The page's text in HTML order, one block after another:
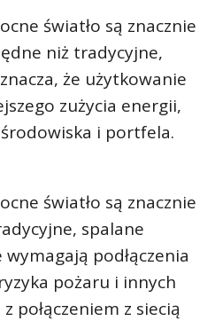
światło są znacznie
niż tradycyjne,
że ​​użytkowanie
zużycia energii,
i portfela.
światło są znacznie
spalane
podłączenia
pożaru i innych
połączeniem z siecią